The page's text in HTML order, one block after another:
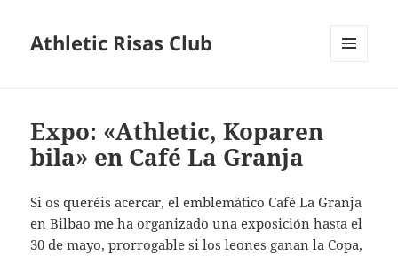
Athletic Risas Club
Expo: «Athletic, Koparen
bila» en Café La Granja
Si os queréis acercar, el emblemático Café La Granja
en Bilbao me ha organizado una exposición hasta el
30 de mayo, prorrogable si los leones ganan la Copa,